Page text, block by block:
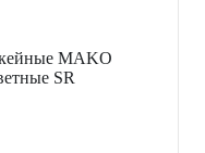
MAKO
SR